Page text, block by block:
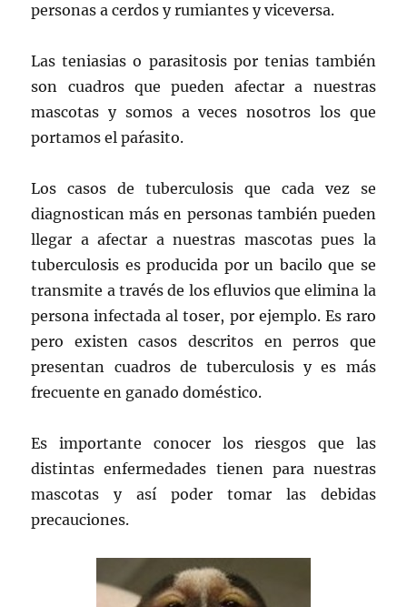
personas a cerdos y rumiantes y viceversa.
Las teniasias o parasitosis por tenias también
son cuadros que pueden afectar a nuestras
mascotas y somos a veces nosotros los que
portamos el paŕasito.
Los casos de tuberculosis que cada vez se
diagnostican más en personas también pueden
llegar a afectar a nuestras mascotas pues la
tuberculosis es producida por un bacilo que se
transmite a través de los efluvios que elimina la
persona infectada al toser, por ejemplo. Es raro
pero existen casos descritos en perros que
presentan cuadros de tuberculosis y es más
frecuente en ganado doméstico.
Es importante conocer los riesgos que las
distintas enfermedades tienen para nuestras
mascotas y así poder tomar las debidas
precauciones.